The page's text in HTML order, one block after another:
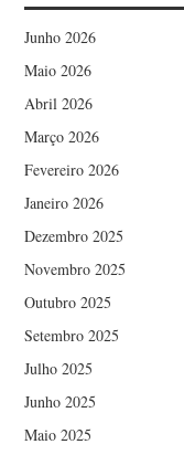
Junho 2026
Maio 2026
Abril 2026
Março 2026
Fevereiro 2026
Janeiro 2026
Dezembro 2025
Novembro 2025
Outubro 2025
Setembro 2025
Julho 2025
Junho 2025
Maio 2025